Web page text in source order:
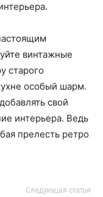
винтажные
старого
особый шарм.
свой
интерьера. Ведь
прелесть ретро
Следующая статья